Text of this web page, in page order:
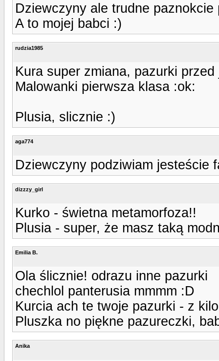
Dziewczyny ale trudne paznokcie
A to mojej babci :)
rudzia1985
Kura super zmiana, pazurki
Malowanki pierwsza klasa :ok:
Plusia, slicznie :)
aga774
Dziewczyny podziwiam jesteście
dizzzy_girl
Kurko - świetna metamorfoza!!
Plusia - super, że masz taką
Emilia B.
Ola ślicznie! odrazu inne pazurki
chechlol panterusia mmmm :D
Kurcia ach te twoje pazurki - z
Pluszka no piękne pazureczki,
Anika